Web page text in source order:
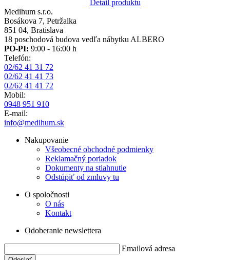
Detail produktu
Medihum s.r.o.
Bosákova 7, Petržalka
851 04, Bratislava
18 poschodová budova vedľa nábytku ALBERO
PO-PI: 9:00 - 16:00 h
Telefón:
02/62 41 31 72
02/62 41 41 73
02/62 41 41 72
Mobil:
0948 951 910
E-mail:
info@medihum.sk
Nakupovanie
Všeobecné obchodné podmienky
Reklamačný poriadok
Dokumenty na stiahnutie
Odstúpiť od zmluvy tu
O spoločnosti
O nás
Kontakt
Odoberanie newslettera
Emailová adresa